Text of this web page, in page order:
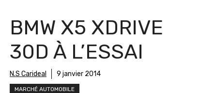
BMW X5 XDRIVE
30D À L’ESSAI
N.S Carideal 9 janvier 2014
MARCHÉ AUTOMOBILE